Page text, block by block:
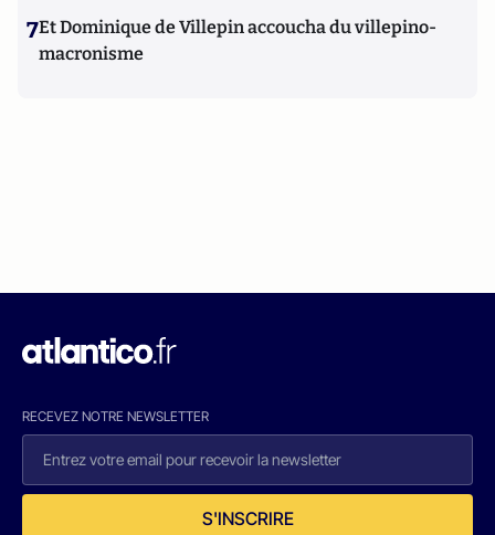
7Et Dominique de Villepin accoucha du villepino-
macronisme
RECEVEZ NOTRE NEWSLETTER
S'INSCRIRE